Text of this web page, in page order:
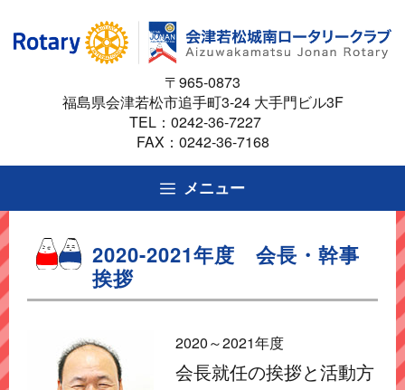
ス
ッ
プ
〒965-0873
福島県会津若松市追手町3-24 大手門ビル3F
TEL： 0242-36-7227
FAX：0242-36-7168
メニュー
2020-2021年度 会長・幹事
挨拶
2020～2021年度
会長就任の挨拶と活動方